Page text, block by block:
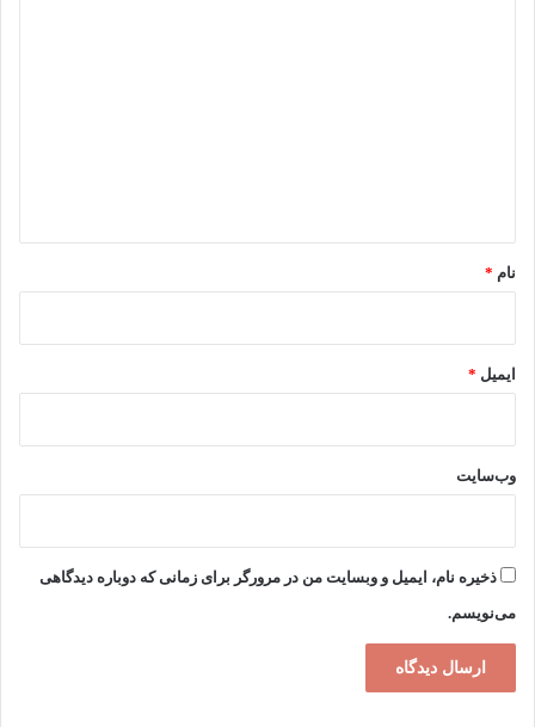
نام *
ایمیل *
وب‌سایت
ذخیره نام، ایمیل و وبسایت من در مرورگر برای زمانی که دوباره دیدگاهی
می‌نویسم.